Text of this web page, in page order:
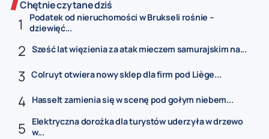
Chętnie czytane dziś
Podatek od nieruchomości w Brukseli rośnie –
dziewięć...
Sześć lat więzienia za atak mieczem samurajskim na...
Colruyt otwiera nowy sklep dla firm pod Liège...
Hasselt zamienia się w scenę pod gołym niebem...
Elektryczna dorożka dla turystów uderzyła w drzewo
w...